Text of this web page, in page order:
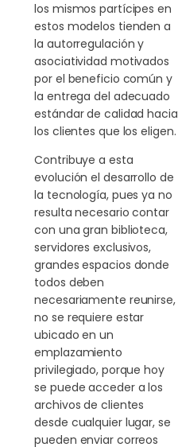
los mismos partícipes en
estos modelos tienden a
la autorregulación y
asociatividad motivados
por el beneficio común y
la entrega del adecuado
estándar de calidad hacia
los clientes que los eligen.
Contribuye a esta
evolución el desarrollo de
la tecnología, pues ya no
resulta necesario contar
con una gran biblioteca,
servidores exclusivos,
grandes espacios donde
todos deben
necesariamente reunirse,
no se requiere estar
ubicado en un
emplazamiento
privilegiado, porque hoy
se puede acceder a los
archivos de clientes
desde cualquier lugar, se
pueden enviar correos